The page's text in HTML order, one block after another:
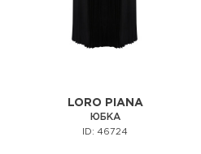
LORO PIANA
ЮБКА
ID: 46724